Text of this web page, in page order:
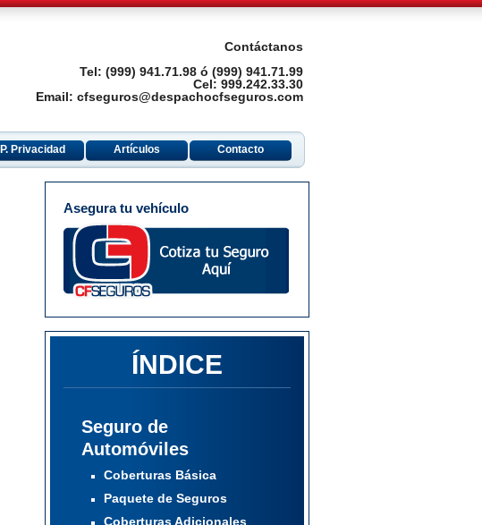
Contáctanos
Tel: (999) 941.71.98 ó (999) 941.71.99
Cel: 999.242.33.30
Email: cfseguros@despachocfseguros.com
P. Privacidad Artículos Contacto
Asegura tu vehículo
ÍNDICE
Seguro de
Automóviles
Coberturas Básica
Paquete de Seguros
Coberturas Adicionales